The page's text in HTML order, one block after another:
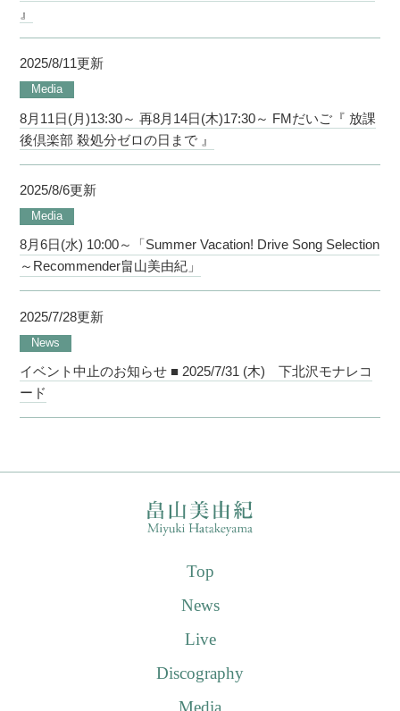
』
2025/8/11更新
Media
8月11日(月)13:30～ 再8月14日(木)17:30～ FMだいご『 放課
後倶楽部 殺処分ゼロの日まで 』
2025/8/6更新
Media
8月6日(水) 10:00～「Summer Vacation! Drive Song Selection
～Recommender畠山美由紀」
2025/7/28更新
News
イベント中止のお知らせ ■ 2025/7/31 (木) 下北沢モナレコ
ード
Top
News
Live
Discography